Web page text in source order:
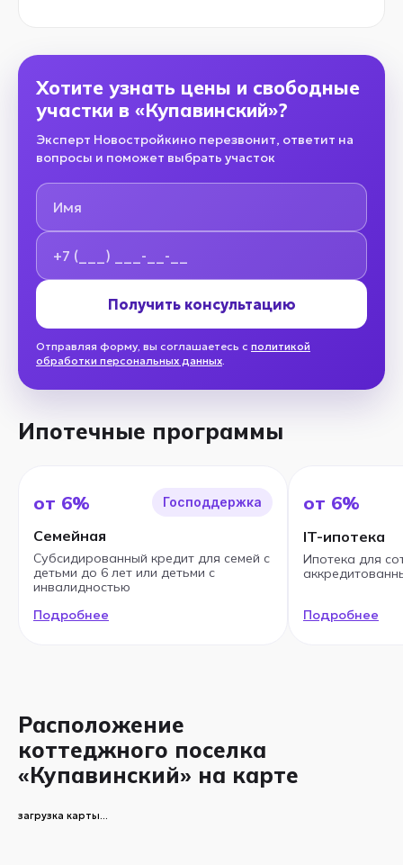
Хотите узнать цены и свободные
участки в «Купавинский»?
Эксперт Новостройкино перезвонит, ответит на
вопросы и поможет выбрать участок
Имя
Номер телефона
Получить консультацию
Отправляя форму, вы соглашаетесь с политикой
обработки персональных данных.
Ипотечные программы
от 6% Господдержка
Семейная
Субсидированный кредит для семей с
детьми до 6 лет или детьми с
инвалидностью
Подробнее
от 6%
IT-ипотека
Ипотека для
Подробнее
Расположение
коттеджного поселка
«Купавинский» на карте
загрузка карты...